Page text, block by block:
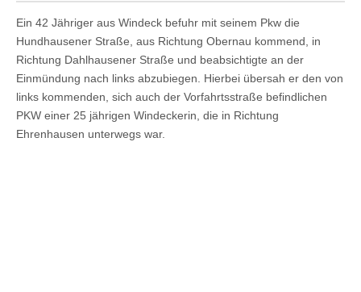
Ein 42 Jähriger aus Windeck befuhr mit seinem Pkw die
Hundhausener Straße, aus Richtung Obernau kommend, in
Richtung Dahlhausener Straße und beabsichtigte an der
Einmündung nach links abzubiegen. Hierbei übersah er den von
links kommenden, sich auch der Vorfahrtsstraße befindlichen
PKW einer 25 jährigen Windeckerin, die in Richtung
Ehrenhausen unterwegs war.